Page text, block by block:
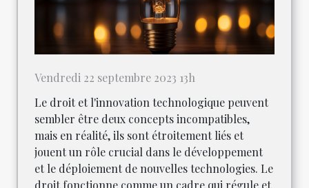
Vendredi 22 septembre 2023 13h
Le droit et l'innovation technologique peuvent
sembler être deux concepts incompatibles,
mais en réalité, ils sont étroitement liés et
jouent un rôle crucial dans le développement
et le déploiement de nouvelles technologies. Le
droit fonctionne comme un cadre qui régule et